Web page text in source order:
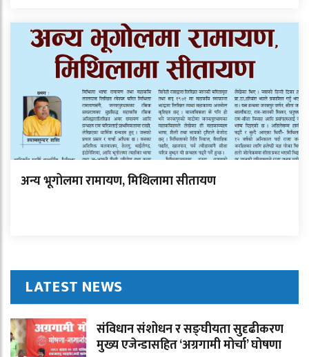
अन्य भूगोलमा रामायण, मिथिलामा सीतायण
LATEST NEWS
संविधान संशोधन र सङ्घीयता सुदृढीकरण
मुख्य एजेन्डासहित ‘अग्रगामी मोर्चा’ घोषणा